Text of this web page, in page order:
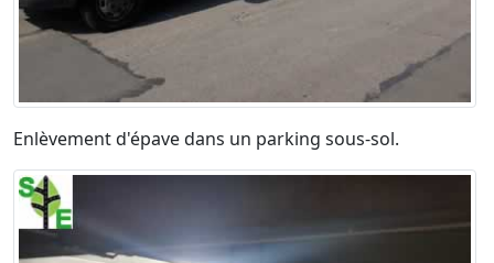
Enlèvement d'épave dans un parking sous-sol.